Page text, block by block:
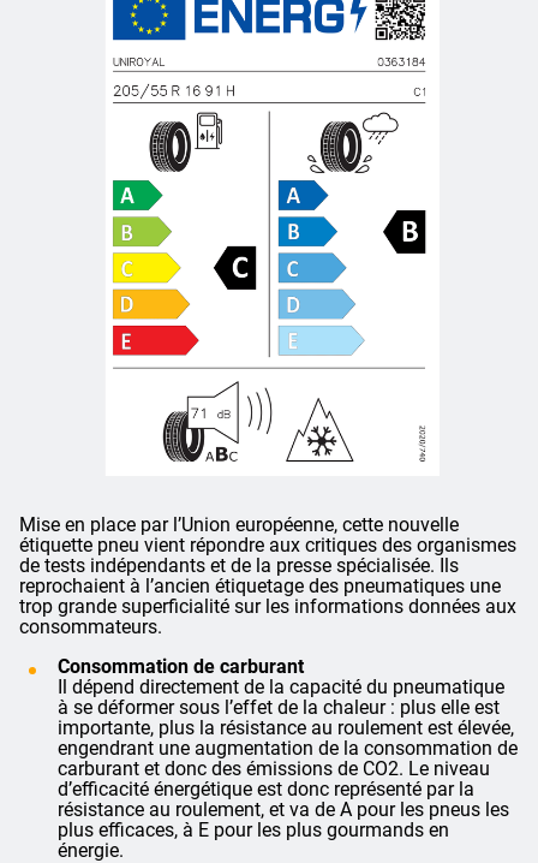
Mise en place par l’Union européenne, cette nouvelle
étiquette pneu vient répondre aux critiques des organismes
de tests indépendants et de la presse spécialisée. Ils
reprochaient à l’ancien étiquetage des pneumatiques une
trop grande superficialité sur les informations données aux
consommateurs.
Consommation de carburant
Il dépend directement de la capacité du pneumatique
à se déformer sous l’effet de la chaleur : plus elle est
importante, plus la résistance au roulement est élevée,
engendrant une augmentation de la consommation de
carburant et donc des émissions de CO2. Le niveau
d’efficacité énergétique est donc représenté par la
résistance au roulement, et va de A pour les pneus les
plus efficaces, à E pour les plus gourmands en
énergie.